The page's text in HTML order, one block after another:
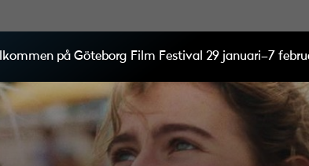
på Göteborg Film Festival 29 januari–7